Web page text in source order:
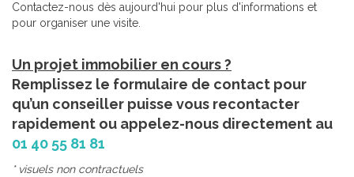
Contactez-nous dès aujourd'hui pour plus d'informations et
pour organiser une visite.
Un projet immobilier en cours ?
Remplissez le formulaire de contact pour
qu’un conseiller puisse vous recontacter
rapidement ou appelez-nous directement au
01 40 55 81 81
* visuels non contractuels